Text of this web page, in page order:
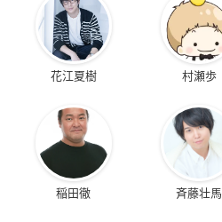
花江夏樹 村瀬歩
稲田徹 斉藤壮馬